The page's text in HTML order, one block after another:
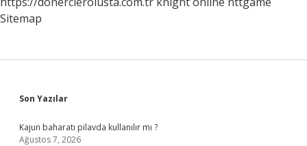
Sitemap
Sidebar
Son Yazılar
Kajun baharatı pilavda kullanılır mı ?
Ağustos 7, 2026